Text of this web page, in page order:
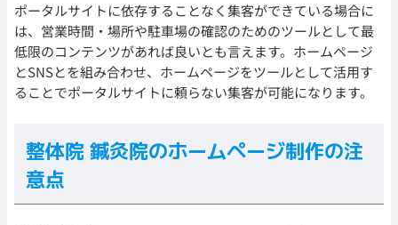
ポータルサイトに依存することなく集客ができている場合に
は、営業時間・場所や駐車場の確認のためのツールとして最
低限のコンテンツがあれば良いとも言えます。ホームページ
とSNSとを組み合わせ、ホームページをツールとして活用す
ることでポータルサイトに頼らない集客が可能になります。
整体院 鍼灸院のホームページ制作の注
意点